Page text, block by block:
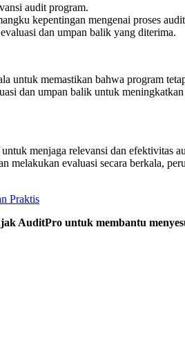
audit program.
kepentingan mengenai proses
dan umpan balik yang diterima.
untuk memastikan bahwa program
dan umpan balik untuk
menjaga relevansi dan efektivitas
evaluasi secara berkala,
Praktis
AuditPro untuk membantu